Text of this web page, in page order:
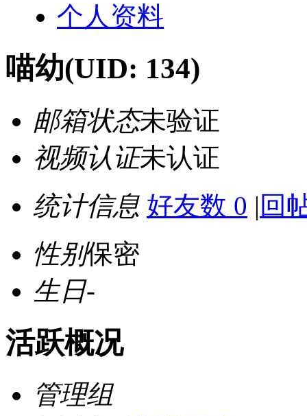
个人资料
喵幼(UID: 134)
邮箱状态未验证
视频认证未认证
统计信息 好友数 0 | 回
性别保密
生日-
活跃概况
管理组